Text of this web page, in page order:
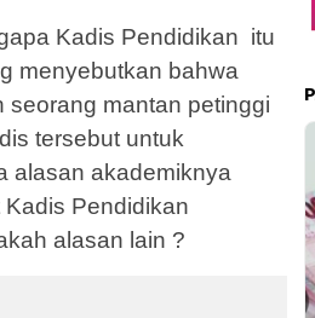
Kadis Pendidikan itu
menyebutkan bahwa
mantan petinggi
tersebut untuk
alasan akademiknya
Pendidikan
alasan lain ?